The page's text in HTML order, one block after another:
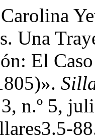
Una
El
n.º 5,